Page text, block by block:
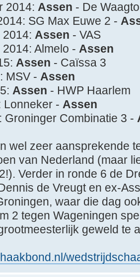
2014: Assen - De
SG Max Euwe 2 -
Assen - VAS
Almelo - Assen
Assen - Caïssa 3
MSV - Assen
Assen - HWP Haarlem
Lonneker - Assen
Groninger Combinatie 3 -
wel zeer aansprekende
van Nederland (maar
Verder in ronde 6 de
de Vreugt en ex-
waar die dag
2 tegen Wageningen
geweld te